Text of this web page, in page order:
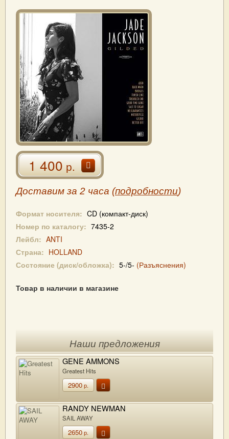
1 400р.
Доставим за 2 часа (подробности)
Формат носителя: CD (компакт-диск)
Номер по каталогу: 7435-2
Лейбл: ANTI
Страна: HOLLAND
Состояние (диск/обложка): 5-/5- (Разъяснения)
Товар в наличии в магазине
Наши предложения
GENE AMMONS
Greatest Hits
2900р.
RANDY NEWMAN
SAIL AWAY
2650р.